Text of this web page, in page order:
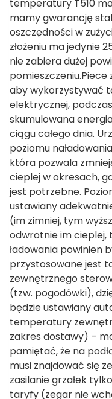
temperatury T510
mamy gwarancję
oszczędności w
złożeniu ma jedynie
nie zabiera dużej
pomieszczeniu.Piece
aby wykorzystywać
elektrycznej,
skumulowana
ciągu całego dnia.
poziomu
która pozwala
cieplej w okresach,
jest potrzebne.
ustawiany
(im zimniej, tym
odwrotnie im cieplej,
ładowania powinien
przystosowane jest
zewnętrznego
(tzw. pogodówki),
będzie ustawiany
temperatury
zakres dostawy) –
pamiętać, że na
musi znajdować się
zasilanie grzałek
taryfy (zegar nie